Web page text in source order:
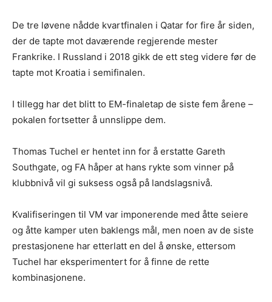
De tre løvene nådde kvartfinalen i Qatar for fire år siden,
der de tapte mot daværende regjerende mester
Frankrike. I Russland i 2018 gikk de ett steg videre før de
tapte mot Kroatia i semifinalen.
I tillegg har det blitt to EM-finaletap de siste fem årene –
pokalen fortsetter å unnslippe dem.
Thomas Tuchel er hentet inn for å erstatte Gareth
Southgate, og FA håper at hans rykte som vinner på
klubbnivå vil gi suksess også på landslagsnivå.
Kvalifiseringen til VM var imponerende med åtte seiere
og åtte kamper uten baklengs mål, men noen av de siste
prestasjonene har etterlatt en del å ønske, ettersom
Tuchel har eksperimentert for å finne de rette
kombinasjonene.